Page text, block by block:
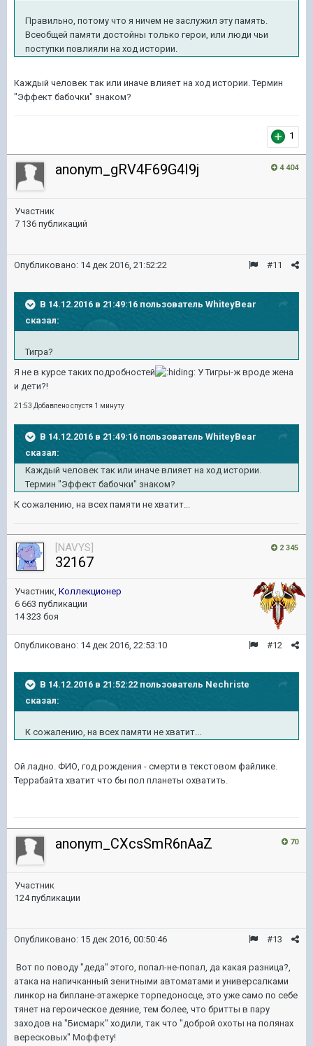
Правильно, потому что я ничем не заслужил эту память.
Всеобщей памяти достойны только герои, или люди чьи
поступки повлияли на ход истории.
Каждый человек так или иначе влияет на ход истории. Термин
"Эффект бабочки" знаком?
1
4 404
anonym_gRV4F69G4I9j
Участник
7 136 публикаций
#11
Опубликовано: 14 дек 2016, 21:52:22
В 14.12.2016 в 21:49:16 пользователь WhiteyBear
сказал:
Тигра?
Я не в курсе таких подробностей
У Тигры-ж вроде жена
и дети?!
21:53 Добавлено спустя 1 минуту
В 14.12.2016 в 21:49:16 пользователь WhiteyBear
сказал:
Каждый человек так или иначе влияет на ход истории.
Термин "Эффект бабочки" знаком?
К сожалению, на всех памяти не хватит...
2 345
[NAVYS]
32167
Участник, Коллекционер
6 663 публикации
14 323 боя
#12
Опубликовано: 14 дек 2016, 22:53:10
В 14.12.2016 в 21:52:22 пользователь Nechriste
сказал:
К сожалению, на всех памяти не хватит...
Ой ладно. ФИО, год рождения - смерти в текстовом файлике.
Террабайта хватит что бы пол планеты охватить.
70
anonym_CXcsSmR6nAaZ
Участник
124 публикации
#13
Опубликовано: 15 дек 2016, 00:50:46
Вот по поводу "деда" этого, попал-не-попал, да какая разница?,
атака на напичканный зенитными автоматами и универсалками
линкор на биплане-этажерке торпедоносце, это уже само по себе
тянет на героическое деяние, тем более, что бритты в пару
заходов на "Бисмарк" ходили, так что "доброй охоты на полянах
вересковых" Моффету!